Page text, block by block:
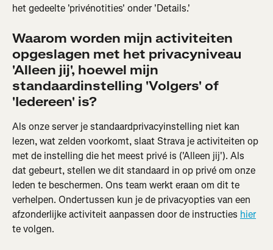
het gedeelte 'privénotities' onder 'Details.'
Waarom worden mijn activiteiten
opgeslagen met het privacyniveau
'Alleen jij', hoewel mijn
standaardinstelling 'Volgers' of
'Iedereen' is?
Als onze server je standaardprivacyinstelling niet kan
lezen, wat zelden voorkomt, slaat Strava je activiteiten op
met de instelling die het meest privé is ('Alleen jij'). Als
dat gebeurt, stellen we dit standaard in op privé om onze
leden te beschermen. Ons team werkt eraan om dit te
verhelpen. Ondertussen kun je de privacyopties van een
afzonderlijke activiteit aanpassen door de instructies hier
te volgen.